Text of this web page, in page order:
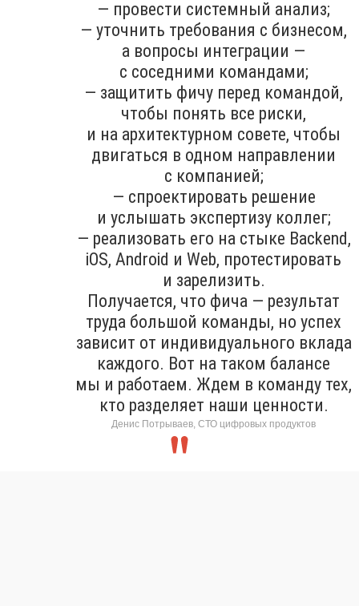
— провести системный анализ;
— уточнить требования с бизнесом,
а вопросы интеграции —
с соседними командами;
— защитить фичу перед командой,
чтобы понять все риски,
и на архитектурном совете, чтобы
двигаться в одном направлении
с компанией;
— спроектировать решение
и услышать экспертизу коллег;
— реализовать его на стыке Backend,
iOS, Android и Web, протестировать
и зарелизить.
Получается, что фича — результат
труда большой команды, но успех
зависит от индивидуального вклада
каждого. Вот на таком балансе
мы и работаем. Ждем в команду тех,
кто разделяет наши ценности.
Денис Потрываев, СТО цифровых продуктов